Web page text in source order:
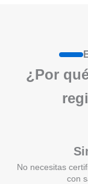
¿Por
No necesitas
con